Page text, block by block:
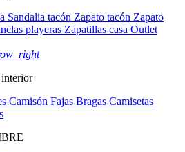
Sandalia tacón Zapato tacón Zapato
playeras Zapatillas casa Outlet
Camisón Fajas Bragas Camisetas